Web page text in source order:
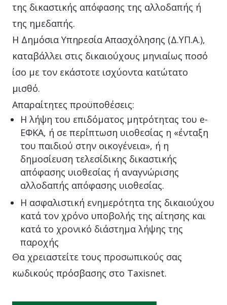
της δικαστικής απόφασης της αλλοδαπής ή
της ημεδαπής.
Η Δημόσια Υπηρεσία Απασχόλησης (Δ.ΥΠ.Α.),
καταβάλλει στις δικαιούχους μηνιαίως ποσό
ίσο με τον εκάστοτε ισχύοντα κατώτατο
μισθό.
Απαραίτητες προϋποθέσεις:
Η λήψη του επιδόματος μητρότητας του e-
ΕΦΚΑ, ή σε περίπτωση υιοθεσίας η «ένταξη
του παιδιού στην οικογένεια», ή η
δημοσίευση τελεσίδικης δικαστικής
απόφασης υιοθεσίας ή αναγνώρισης
αλλοδαπής απόφασης υιοθεσίας.
Η ασφαλιστική ενημερότητα της δικαιούχου
κατά τον χρόνο υποβολής της αίτησης και
κατά το χρονικό διάστημα λήψης της
παροχής
Θα χρειαστείτε τους προσωπικούς σας
κωδικούς πρόσβασης στο Taxisnet.